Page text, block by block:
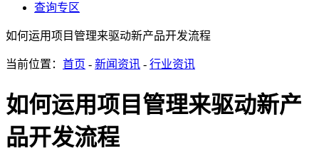
查询专区
如何运用项目管理来驱动新产品开发流程
当前位置： 首页 - 新闻资讯 - 行业资讯
如何运用项目管理来驱动新产
品开发流程